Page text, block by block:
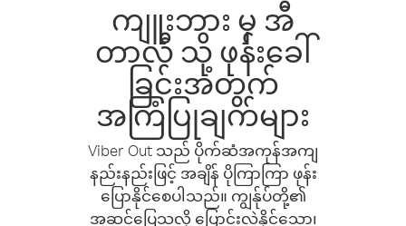
ကျူးဘား မှ အီ
တာလီ သို့ ဖုန်းခေါ်
ခြင်းအတွက်
အကြံပြုချက်များ
Viber Out သည် ပိုက်ဆံအကုန်အကျ
နည်းနည်းဖြင့် အချိန် ပိုကြာကြာ ဖုန်း
ပြောနိုင်စေပါသည်။ ကျွန်ုပ်တို့၏
အဆင်ပြေသလို ပြောင်းလဲနိုင်သော၊